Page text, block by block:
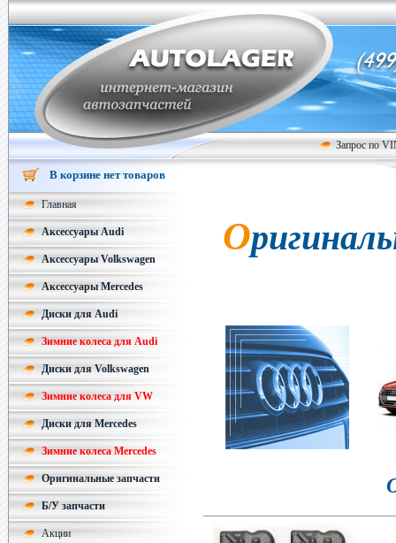
Запрос по
В корзине нет товаров
Главная
Аксессуары Audi
Аксессуары Volkswagen
Аксессуары Mercedes
Диски для Audi
Зимние колеса для Audi
Диски для Volkswagen
Зимние колеса для VW
Диски для Mercedes
Зимние колеса Mercedes
Оригинальные запчасти
Б/У запчасти
Акции
О